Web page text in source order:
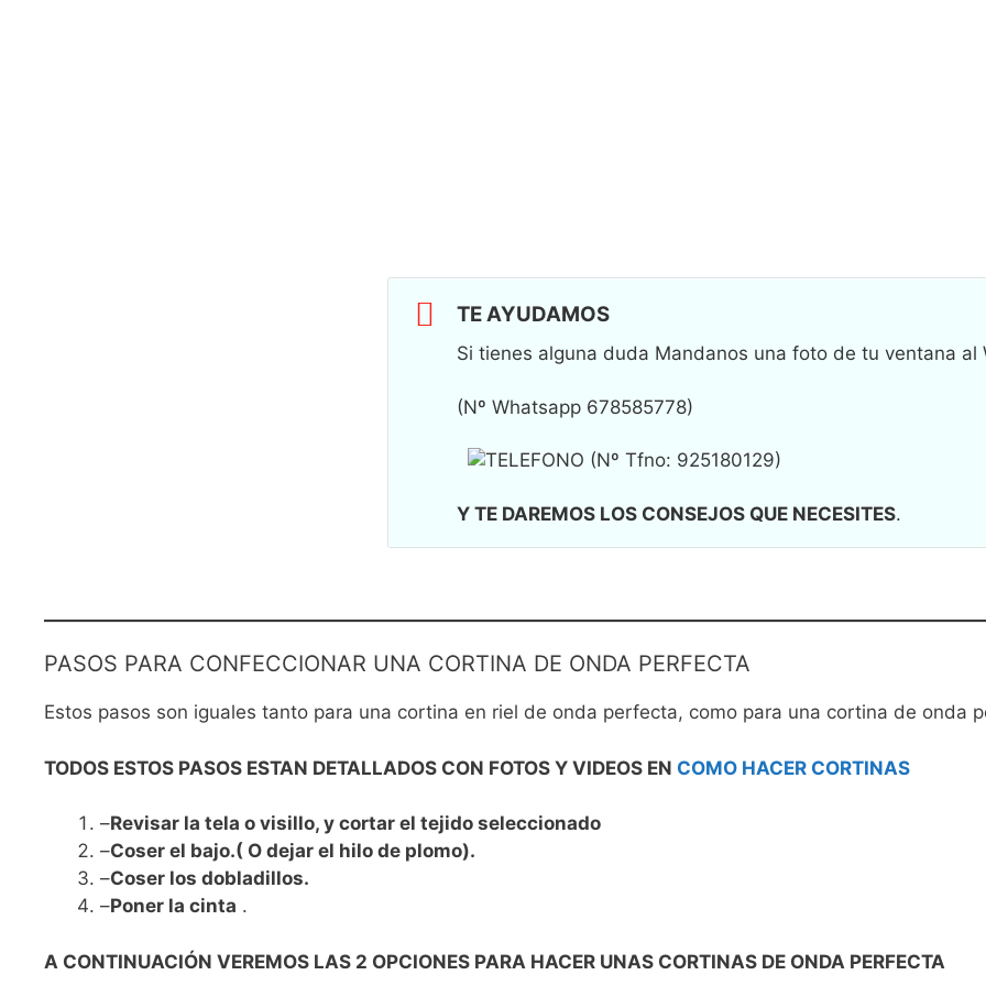
TE AYUDAMOS
Si tienes alguna duda Mandanos una foto de tu ventana al
(Nº Whatsapp 678585778)
(Nº Tfno: 925180129)
Y TE DAREMOS LOS CONSEJOS QUE NECESITES.
PASOS PARA CONFECCIONAR UNA CORTINA DE ONDA PERFECTA
Estos pasos son iguales tanto para una cortina en riel de onda perfecta, como para una cortina de onda
TODOS ESTOS PASOS ESTAN DETALLADOS CON FOTOS Y VIDEOS EN COMO HACER CORTINAS
–Revisar la tela o visillo, y cortar el tejido seleccionado
–Coser el bajo.( O dejar el hilo de plomo).
–Coser los dobladillos.
–Poner la cinta .
A CONTINUACIÓN VEREMOS LAS 2 OPCIONES PARA HACER UNAS CORTINAS DE ONDA PERFECTA